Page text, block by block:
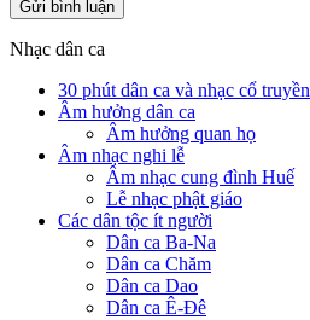
Nhạc dân ca
30 phút dân ca và nhạc cổ truyền
Âm hưởng dân ca
Âm hưởng quan họ
Âm nhạc nghi lễ
Âm nhạc cung đình Huế
Lễ nhạc phật giáo
Các dân tộc ít người
Dân ca Ba-Na
Dân ca Chăm
Dân ca Dao
Dân ca Ê-Đê